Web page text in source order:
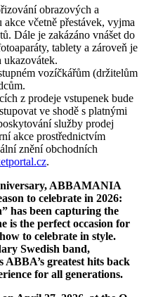
obrazových a
včetně přestávek, vyjma
Dále je zakázáno vnášet do
tablety a zároveň je
ukazovátek.
vozíčkářům (držitelům
z prodeje vstupenek bude
ve shodě s platnými
služby prodej
akce prostřednictvím
znění obchodních
.
ABBAMANIA
to celebrate in 2026:
has been capturing the
is the perfect occasion for
to celebrate in style.
Swedish band,
greatest hits back
for all generations.